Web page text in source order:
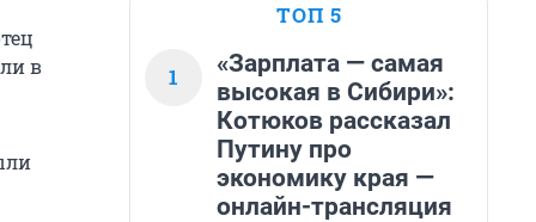
в
ТОП 5
1
«Зарплата — самая
высокая в Сибири»:
Котюков рассказал
Путину про
экономику края —
онлайн-трансляция